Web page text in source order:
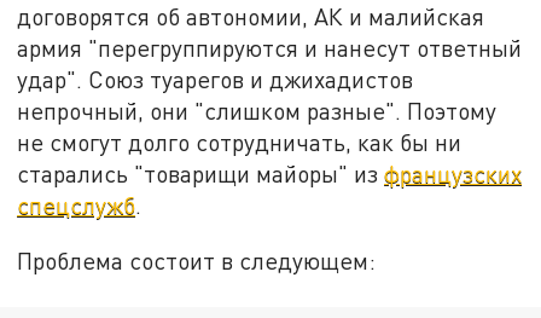
договорятся об автономии, АК и малийская
армия "перегруппируются и нанесут ответный
удар". Союз туарегов и джихадистов
непрочный, они "слишком разные". Поэтому
не смогут долго сотрудничать, как бы ни
старались "товарищи майоры" изфранцузских
спецслужб.
Проблема состоит в следующем: